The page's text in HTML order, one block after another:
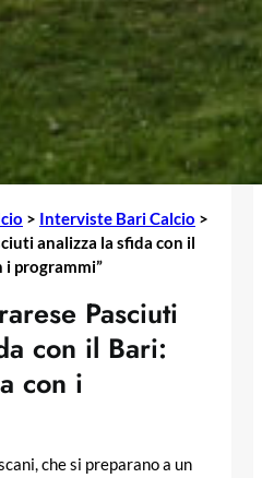
> Interviste Bari Calcio >
analizza la sfida con il
i programmi”
Pasciuti
con il Bari:
con i
che si preparano a un